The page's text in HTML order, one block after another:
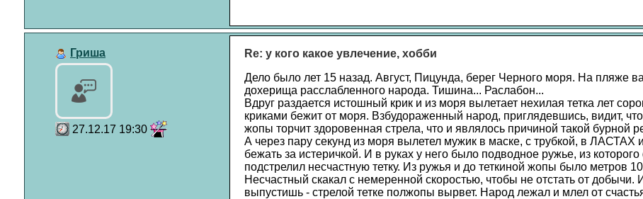
Гриша
27.12.17 19:30
Re: у кого какое увлечение, хобби
Дело было лет 15 назад. Август, Пицунда, берег Черного моря. На пляже
дохерища расслабленного народа. Тишина... Раслабон...
Вдруг раздается истошный крик и из моря вылетает нехилая тетка лет
криками бежит от моря. Взбудораженный народ, приглядевшись, видит,
жопы торчит здоровенная стрела, что и являлось причиной такой бурной
А через пару секунд из моря вылетел мужик в маске, с трубкой, в ЛАСТАХ
бежать за истеричкой. И в руках у него было подводное ружье, из которого
подстрелил несчастную тетку. Из ружья и до теткиной жопы было метров
Несчастный скакал с немеренной скоростью, чтобы не отстать от добычи.
выпустишь - стрелой тетке полжопы вырвет. Народ лежал и млел от